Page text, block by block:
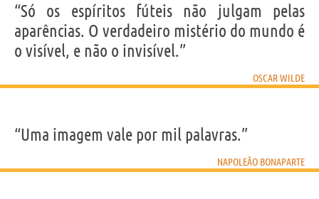
“Só os espíritos fúteis não julgam pelas
aparências. O verdadeiro mistério do mundo é
o visível, e não o invisível.”
OSCAR WILDE
“Uma imagem vale por mil palavras.”
NAPOLEÃO BONAPARTE